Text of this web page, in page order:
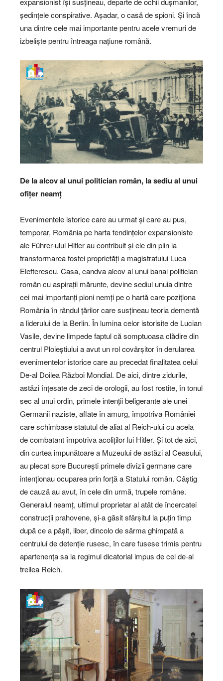
ședințele conspirative. Așadar, o casă de spioni. Și încă
una dintre cele mai importante pentru acele vremuri de
izbeliște pentru întreaga națiune română.
De la alcov al unui politician român, la sediu al unui
ofițer neamț
Evenimentele istorice care au urmat și care au pus,
temporar, România pe harta tendințelor expansioniste
ale Führer-ului Hitler au contribuit și ele din plin la
transformarea fostei proprietăți a magistratului Luca
Elefterescu. Casa, candva alcov al unui banal politician
român cu aspirații mărunte, devine sediul unuia dintre
cei mai importanți pioni nemți pe o hartă care poziționa
România în rândul țărilor care susțineau teoria dementă
a liderului de la Berlin. În lumina celor istorisite de Lucian
Vasile, devine limpede faptul că somptuoasa clădire din
centrul Ploieștiului a avut un rol covârșitor în derularea
evenimentelor istorice care au precedat finalitatea celui
De-al Doilea Război Mondial. De aici, dintre zidurile,
astăzi înțesate de zeci de orologii, au fost rostite, în tonul
sec al unui ordin, primele intenții beligerante ale unei
Germanii naziste, aflate în amurg, împotriva României
care schimbase statutul de aliat al Reich-ului cu acela
de combatant împotriva acoliților lui Hitler. Și tot de aici,
din curtea impunătoare a Muzeului de astăzi al Ceasului,
au plecat spre București primele divizii germane care
intenționau ocuparea prin forță a Statului român. Câștig
de cauză au avut, în cele din urmă, trupele române.
Generalul neamț, ultimul proprietar al atât de încercatei
construcții prahovene, și-a găsit sfârșitul la puțin timp
după ce a pășit, liber, dincolo de sârma ghimpată a
centrului de detenție rusesc, în care fusese trimis pentru
apartenența sa la regimul dicatorial impus de cel de-al
treilea Reich.